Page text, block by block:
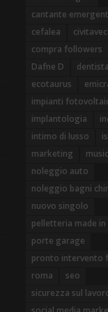
cantante
cefalea
compra followers
Dafne D
ecotaurus
impianti
implantologia
intimo di lusso
marketing
noleggio auto
noleggio bagni
nuovo singolo
pelletteria made in
porte garage
pronto intervento
roma
seo
sicurezza sul